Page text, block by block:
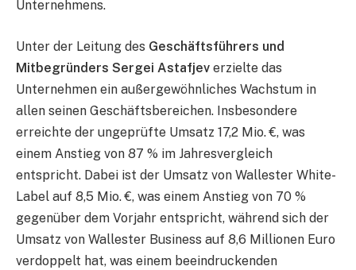
Unternehmens.
Unter der Leitung des Geschäftsführers und
Mitbegründers Sergei Astafjev erzielte das
Unternehmen ein außergewöhnliches Wachstum in
allen seinen Geschäftsbereichen. Insbesondere
erreichte der ungeprüfte Umsatz 17,2 Mio. €, was
einem Anstieg von 87 % im Jahresvergleich
entspricht. Dabei ist der Umsatz von Wallester White-
Label auf 8,5 Mio. €, was einem Anstieg von 70 %
gegenüber dem Vorjahr entspricht, während sich der
Umsatz von Wallester Business auf 8,6 Millionen Euro
verdoppelt hat, was einem beeindruckenden